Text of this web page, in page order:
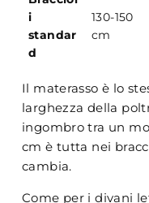
i
standar
d
130-150
cm
Il materasso è lo
larghezza della
ingombro tra un
cm è tutta nei
cambia.
Come per i divani